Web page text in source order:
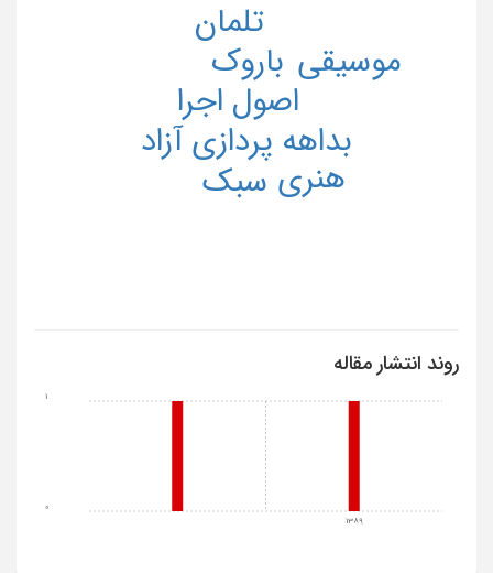
اصول اجرا
باروک
بداهه پردازی آزاد
تلمان
سبک
موسیقی
هنری
روند انتشار مقاله
1389
0
1